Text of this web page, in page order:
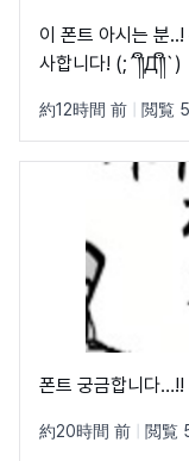
이 폰트 아시는 분
사합니다! (;´༎ຶД༎ຶ`)
約12時間 前 閲覧
폰트 궁금합니다…!!
約20時間 前 閲覧